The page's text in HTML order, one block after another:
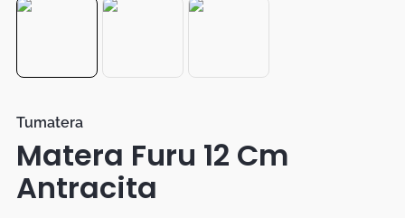
Tumatera
Matera Furu 12 Cm
Antracita
Cuadro
Sillas
Duvet
Botas